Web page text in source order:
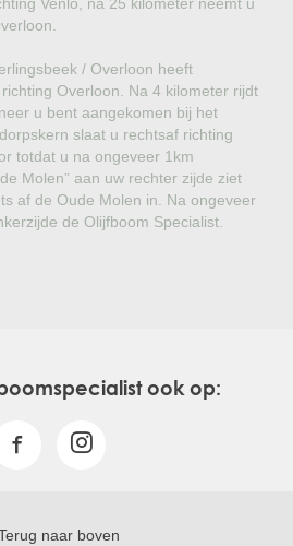
/ Overloon heeft
Overloon. Na 4 kilometer rijdt
u bent aangekomen bij het
slaat u rechtsaf richting
totdat u na ongeveer 1km
Molen” aan uw rechter zijde ziet
af de Oude Molen in. Na ongeveer
de Olijfboom Specialist.
ook op:
naar boven